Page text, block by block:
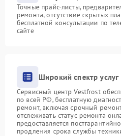
Точные прайс-листы,
ремонта, отсутствие скрытых
бесплатной консультации по
сайте
Широкий спектр услуг
Сервисный центр Vestfrost
по всей РФ, бесплатную
ремонт, включая срочный
отслеживать статус ремонта
предоставляется
продления срока службы